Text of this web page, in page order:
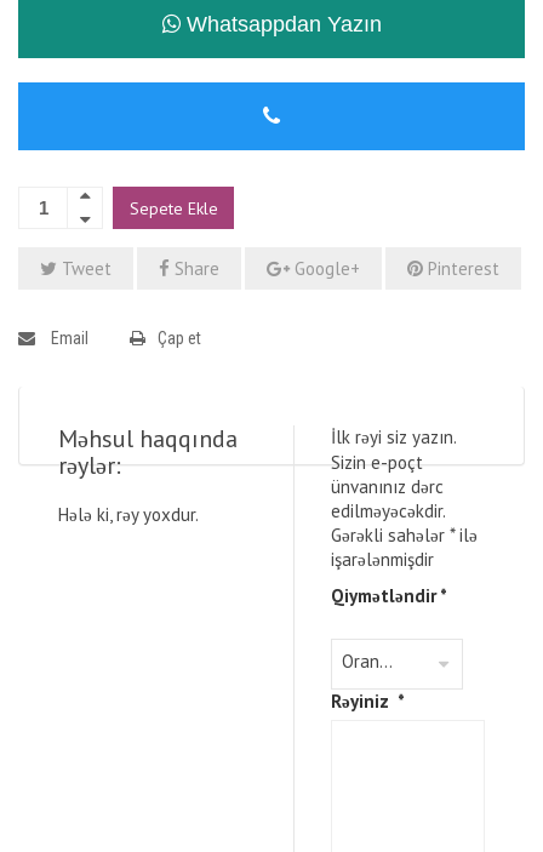
Whatsappdan Yazın
Sepete Ekle
Tweet Share Google+ Pinterest
Email Çap et
Məhsul haqqında
rəylər:
Hələ ki, rəy yoxdur.
İlk rəyi siz yazın.
Sizin e-poçt
ünvanınız dərc
edilməyəcəkdir.
Gərəkli sahələr *ilə
işarələnmişdir
Qiymətləndir*
Rəyiniz *